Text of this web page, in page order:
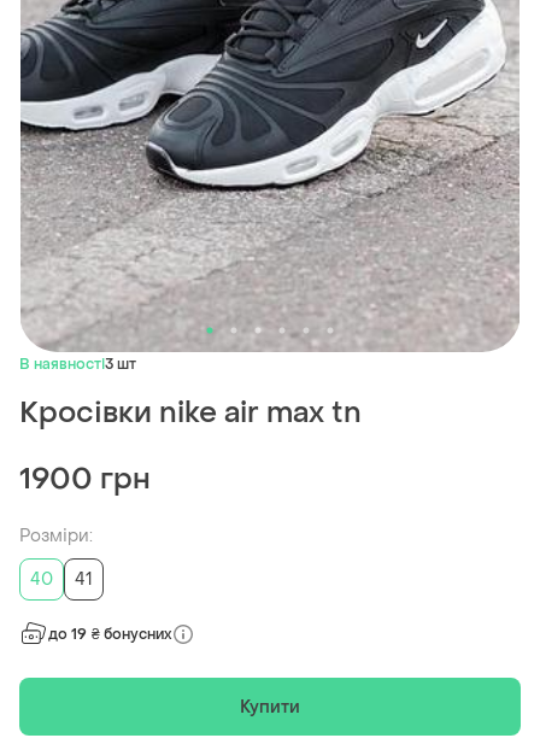
В наявності3 шт
Кросівки nike air max tn
1900 грн
Розміри:
40
41
до 19 ₴ бонусних
Купити